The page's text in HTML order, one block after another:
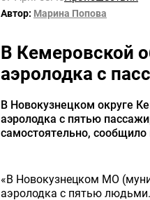
Автор: Марина Попова
В Кемеровской
аэролодка с
В Новокузнецком округе
аэролодка с пятью
самостоятельно,
«В Новокузнецком МО
аэролодка с пятью